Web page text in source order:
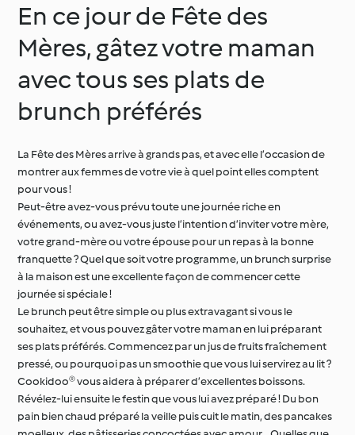
Faites connaissance
avec Cookidoo®
Apprendre avec
Cookidoo®
Thermomix® conseils
Des ingrédients
Cuisine de tous les
Régimes particuliers et
tendances
Occasions spéciales et
Autour du monde avec
En ce jour de Fête des
Mères, gâtez votre maman
avec tous ses plats de
brunch préférés
La Fête des Mères arrive à grands pas, et avec elle l’occasion de
montrer aux femmes de votre vie à quel point elles comptent
pour vous !
Peut-être avez-vous prévu toute une journée riche en
événements, ou avez-vous juste l’intention d’inviter votre mère,
votre grand-mère ou votre épouse pour un repas à la bonne
franquette ? Quel que soit votre programme, un brunch surprise
à la maison est une excellente façon de commencer cette
journée si spéciale !
Le brunch peut être simple ou plus extravagant si vous le
souhaitez, et vous pouvez gâter votre maman en lui préparant
ses plats préférés. Commencez par un jus de fruits fraîchement
pressé, ou pourquoi pas un smoothie que vous lui servirez au lit ?
Cookidoo® vous aidera à préparer d’excellentes boissons.
Révélez-lui ensuite le festin que vous lui avez préparé ! Du bon
pain bien chaud préparé la veille puis cuit le matin, des pancakes